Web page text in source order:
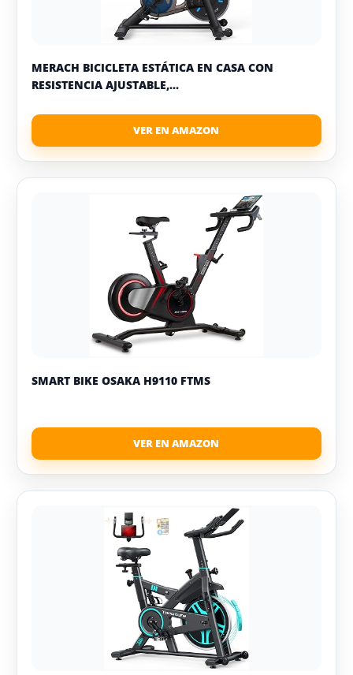
MERACH BICICLETA ESTÁTICA EN CASA CON
RESISTENCIA AJUSTABLE,...
SMART BIKE OSAKA H9110 FTMS